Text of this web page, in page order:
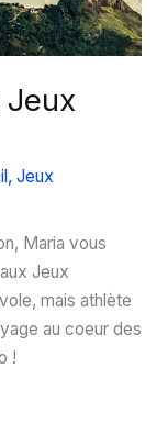
Jeux
, Jeux
Maria vous
Jeux
mais athlète
au coeur des
!